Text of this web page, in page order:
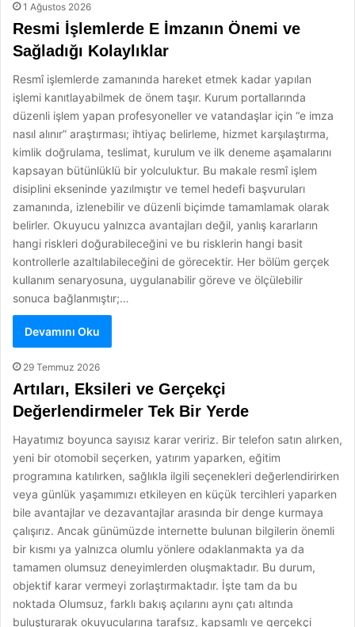
1 Ağustos 2026
Resmi İşlemlerde E İmzanın Önemi ve
Sağladığı Kolaylıklar
Resmî işlemlerde zamanında hareket etmek kadar yapılan
işlemi kanıtlayabilmek de önem taşır. Kurum portallarında
düzenli işlem yapan profesyoneller ve vatandaşlar için “e imza
nasıl alınır” araştırması; ihtiyaç belirleme, hizmet karşılaştırma,
kimlik doğrulama, teslimat, kurulum ve ilk deneme aşamalarını
kapsayan bütünlüklü bir yolculuktur. Bu makale resmî işlem
disiplini ekseninde yazılmıştır ve temel hedefi başvuruları
zamanında, izlenebilir ve düzenli biçimde tamamlamak olarak
belirler. Okuyucu yalnızca avantajları değil, yanlış kararların
hangi riskleri doğurabileceğini ve bu risklerin hangi basit
kontrollerle azaltılabileceğini de görecektir. Her bölüm gerçek
kullanım senaryosuna, uygulanabilir göreve ve ölçülebilir
sonuca bağlanmıştır;…
Devamını Oku
29 Temmuz 2026
Artıları, Eksileri ve Gerçekçi
Değerlendirmeler Tek Bir Yerde
Hayatımız boyunca sayısız karar veririz. Bir telefon satın alırken,
yeni bir otomobil seçerken, yatırım yaparken, eğitim
programına katılırken, sağlıkla ilgili seçenekleri değerlendirirken
veya günlük yaşamımızı etkileyen en küçük tercihleri yaparken
bile avantajlar ve dezavantajlar arasında bir denge kurmaya
çalışırız. Ancak günümüzde internette bulunan bilgilerin önemli
bir kısmı ya yalnızca olumlu yönlere odaklanmakta ya da
tamamen olumsuz deneyimlerden oluşmaktadır. Bu durum,
objektif karar vermeyi zorlaştırmaktadır. İşte tam da bu
noktada Olumsuz, farklı bakış açılarını aynı çatı altında
buluşturarak okuyucularına tarafsız, kapsamlı ve gerçekçi